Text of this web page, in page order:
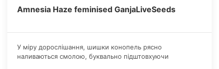
Amnesia Haze feminised GanjaLiveSeeds
У міру дорослішання, шишки конопель рясно
наливаються смолою, буквально підштовхуючи